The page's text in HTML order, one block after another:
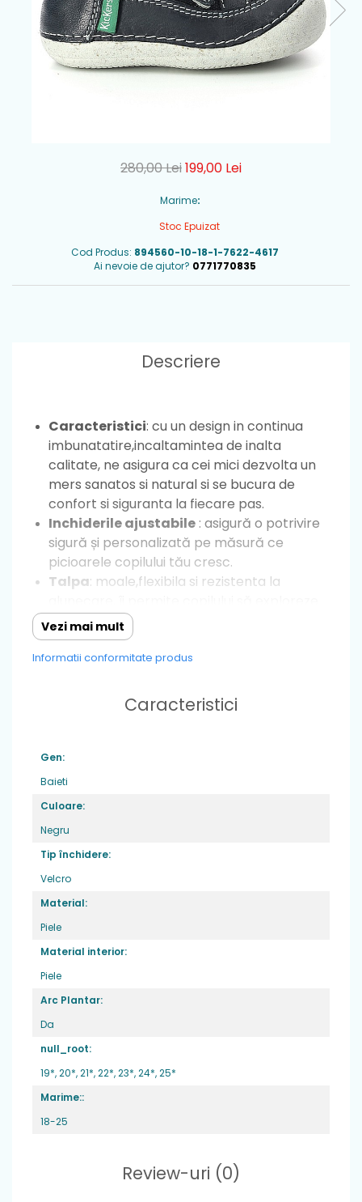
280,00 Lei199,00 Lei
Marime:
Stoc Epuizat
Cod Produs: 894560-10-18-1-7622-4617
Ai nevoie de ajutor? 0771770835
Descriere
Caracteristici: cu un design in continua
imbunatatire,incaltamintea de inalta
calitate, ne asigura ca cei mici dezvolta un
mers sanatos si natural si se bucura de
confort si siguranta la fiecare pas.
Inchiderile ajustabile : asigură o potrivire
sigură și personalizată pe măsură ce
picioarele copilului tău cresc.
Talpa: moale,flexibila si rezistenta la
și să meargă cu încredere datorită
stabilității, astfel nu exista riscul ca cei mici
sa se dezechilibreze.
: piele naturala
Varf
degetelor
o fixare optima si incaltare usoara
Brant
Vezi mai mult
Informatii conformitate produs
Caracteristici
Gen:
Baieti
Culoare:
Negru
Tip închidere:
Velcro
Material:
Piele
Material interior:
Piele
Arc Plantar:
Da
null_root:
19*,20*,21*,22*,23*,24*,25*
Marime::
18-25
Review-uri (0)